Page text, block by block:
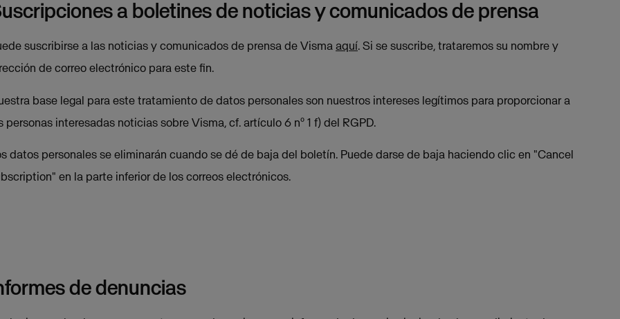
a boletines de noticias y comunicados de prensa
suscribirse a las noticias y comunicados de prensa de Vismaaquí. Si se suscribe, trataremos su nombre y
de correo electrónico para este fin.
base legal para este tratamiento de datos personales son nuestros intereses legítimos para proporcionar a
personas interesadas noticias sobre Visma, cf. artículo 6 nº 1 f) del RGPD.
datos personales se eliminarán cuando se dé de baja del boletín. Puede darse de baja haciendo clic en "Cancel
en la parte inferior de los correos electrónicos.
de denuncias